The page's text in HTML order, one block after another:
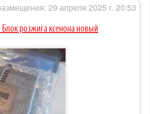
29 апреля 2025 г. 20:53
розжига ксенона новый